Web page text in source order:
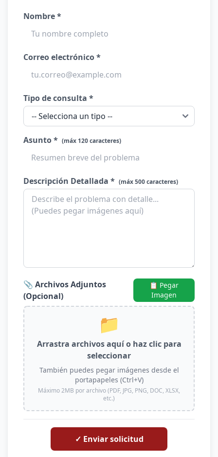
Nombre *
Correo electrónico *
Tipo de consulta *
Asunto * (máx 120 caracteres)
Descripción Detallada * (máx 500 caracteres)
📎 Archivos Adjuntos
(Opcional)
📋 Pegar
Imagen
📁
Arrastra archivos aquí o haz clic para
seleccionar
También puedes pegar imágenes desde el
portapapeles (Ctrl+V)
Máximo 2MB por archivo (PDF, JPG, PNG, DOC, XLSX,
etc.)
✓ Enviar solicitud